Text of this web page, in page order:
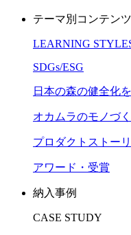
テーマ別コンテンツ
LEARNING
SDGs/ESG
日本の森の健全化
オカムラのモノづ
プロダクトストー
アワード・受賞
納入事例
CASE STUDY